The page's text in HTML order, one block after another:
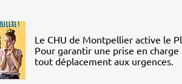
Le CHU de Montpellier active le
Pour garantir une prise en
tout déplacement aux urgences.